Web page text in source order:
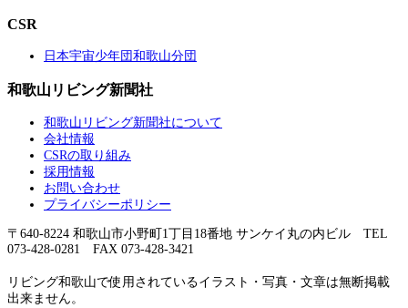
CSR
日本宇宙少年団和歌山分団
和歌山リビング新聞社
和歌山リビング新聞社について
会社情報
CSRの取り組み
採用情報
お問い合わせ
プライバシーポリシー
〒640-8224 和歌山市小野町1丁目18番地 サンケイ丸の内ビル TEL
073-428-0281 FAX 073-428-3421
リビング和歌山で使用されているイラスト・写真・文章は無断掲載
出来ません。